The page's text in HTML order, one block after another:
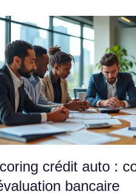
crédit auto :
bancaire